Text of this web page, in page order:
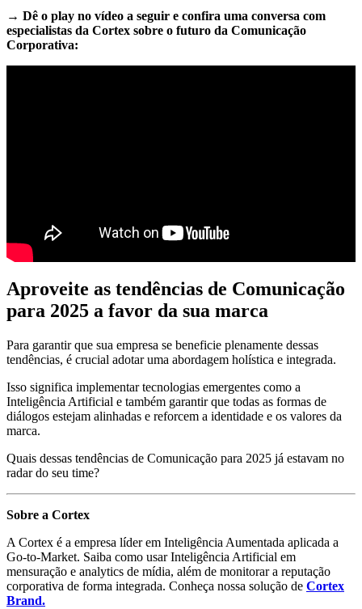
→ Dê o play no vídeo a seguir e confira uma conversa com
especialistas da Cortex sobre o futuro da Comunicação
Corporativa:
Aproveite as tendências de Comunicação
para 2025 a favor da sua marca
Para garantir que sua empresa se beneficie plenamente dessas
tendências, é crucial adotar uma abordagem holística e integrada.
Isso significa implementar tecnologias emergentes como a
Inteligência Artificial e também garantir que todas as formas de
diálogos estejam alinhadas e reforcem a identidade e os valores da
marca.
Quais dessas tendências de Comunicação para 2025 já estavam no
radar do seu time?
Sobre a Cortex
A Cortex é a empresa líder em Inteligência Aumentada aplicada a
Go-to-Market. Saiba como usar Inteligência Artificial em
mensuração e analytics de mídia, além de monitorar a reputação
corporativa de forma integrada. Conheça nossa solução de Cortex
Brand.